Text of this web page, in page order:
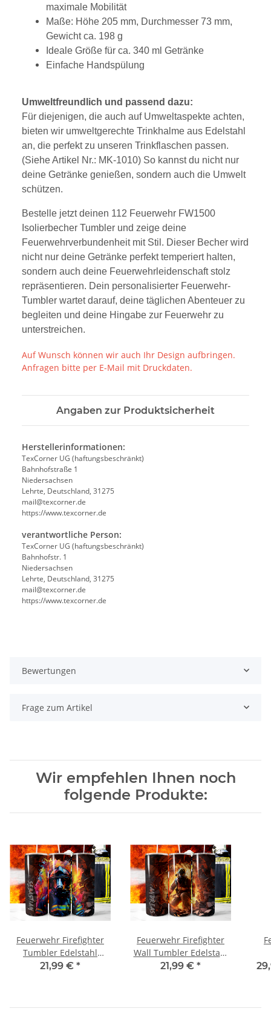
maximale Mobilität
Maße: Höhe 205 mm, Durchmesser 73 mm,
Gewicht ca. 198 g
Ideale Größe für ca. 340 ml Getränke
Einfache Handspülung
Umweltfreundlich und passend dazu:
Für diejenigen, die auch auf Umweltaspekte achten,
bieten wir umweltgerechte Trinkhalme aus Edelstahl
an, die perfekt zu unseren Trinkflaschen passen.
(Siehe Artikel Nr.: MK-1010) So kannst du nicht nur
deine Getränke genießen, sondern auch die Umwelt
schützen.
Bestelle jetzt deinen 112 Feuerwehr FW1500
Isolierbecher Tumbler und zeige deine
Feuerwehrverbundenheit mit Stil. Dieser Becher wird
nicht nur deine Getränke perfekt temperiert halten,
sondern auch deine Feuerwehrleidenschaft stolz
repräsentieren. Dein personalisierter Feuerwehr-
Tumbler wartet darauf, deine täglichen Abenteuer zu
begleiten und deine Hingabe zur Feuerwehr zu
unterstreichen.
Auf Wunsch können wir auch Ihr Design aufbringen.
Anfragen bitte per E-Mail mit Druckdaten.
Angaben zur Produktsicherheit
Herstellerinformationen:
TexCorner UG (haftungsbeschränkt)
Bahnhofstraße 1
Niedersachsen
Lehrte, Deutschland, 31275
mail@texcorner.de
https://www.texcorner.de
verantwortliche Person:
TexCorner UG (haftungsbeschränkt)
Bahnhofstr. 1
Niedersachsen
Lehrte, Deutschland, 31275
mail@texcorner.de
https://www.texcorner.de
Bewertungen
Frage zum Artikel
Wir empfehlen Ihnen noch
folgende Produkte:
Feuerwehr Firefighter
Tumbler Edelstahl
Trinkflasche inkl
21,99 € *
Feuerwehr Firefighter
Wall Tumbler Edelstahl
Trinkflasche inkl
21,99 € *